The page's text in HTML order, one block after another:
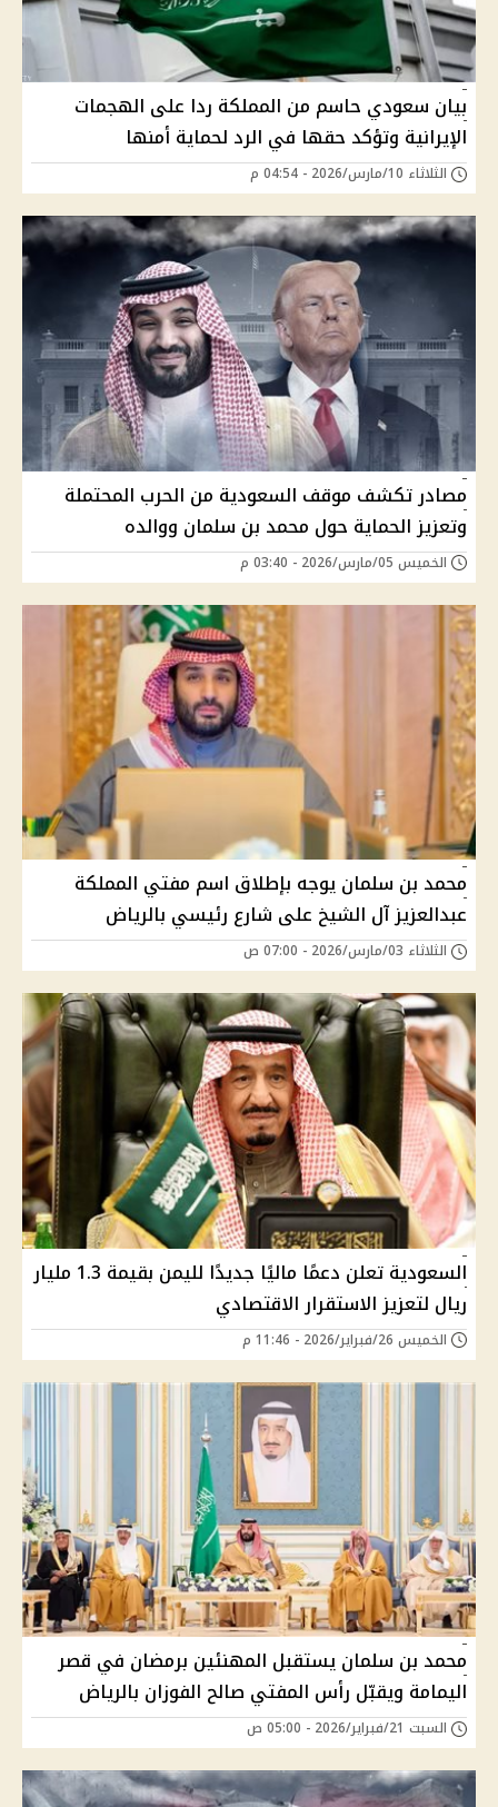
بيان سعودي حاسم من المملكة ردا على الهجمات
الإيرانية وتؤكد حقها في الرد لحماية أمنها
الثلاثاء 10/مارس/2026 - 04:54 م
مصادر تكشف موقف السعودية من الحرب المحتملة
وتعزيز الحماية حول محمد بن سلمان ووالده
الخميس 05/مارس/2026 - 03:40 م
محمد بن سلمان يوجه بإطلاق اسم مفتي المملكة
عبدالعزيز آل الشيخ على شارع رئيسي بالرياض
الثلاثاء 03/مارس/2026 - 07:00 ص
السعودية تعلن دعمًا ماليًا جديدًا لليمن بقيمة 1.3 مليار
ريال لتعزيز الاستقرار الاقتصادي
الخميس 26/فبراير/2026 - 11:46 م
محمد بن سلمان يستقبل المهنئين برمضان في قصر
اليمامة ويقبّل رأس المفتي صالح الفوزان بالرياض
السبت 21/فبراير/2026 - 05:00 ص